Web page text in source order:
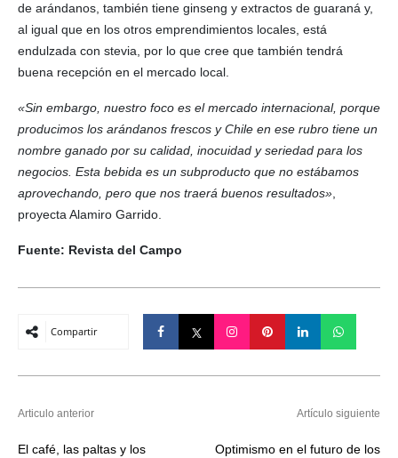
de arándanos, también tiene ginseng y extractos de guaraná y,
al igual que en los otros emprendimientos locales, está
endulzada con stevia, por lo que cree que también tendrá
buena recepción en el mercado local.
«Sin embargo, nuestro foco es el mercado internacional, porque
producimos los arándanos frescos y Chile en ese rubro tiene un
nombre ganado por su calidad, inocuidad y seriedad para los
negocios. Esta bebida es un subproducto que no estábamos
aprovechando, pero que nos traerá buenos resultados»
proyecta Alamiro Garrido.
Fuente: Revista del Campo
Compartir
Articulo anterior
El café, las paltas y los
Artículo siguiente
Optimismo en el futuro de los